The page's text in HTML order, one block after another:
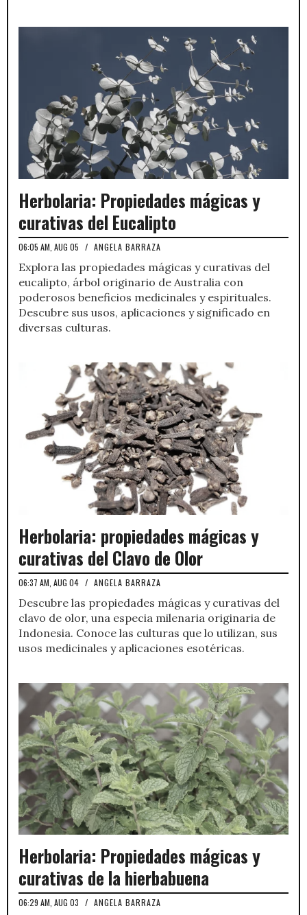
Herbolaria: Propiedades mágicas y
curativas del Eucalipto
06:05 AM, AUG 05 / ANGELA BARRAZA
Explora las propiedades mágicas y curativas del
eucalipto, árbol originario de Australia con
poderosos beneficios medicinales y espirituales.
Descubre sus usos, aplicaciones y significado en
diversas culturas.
Herbolaria: propiedades mágicas y
curativas del Clavo de Olor
06:37 AM, AUG 04 / ANGELA BARRAZA
Descubre las propiedades mágicas y curativas del
clavo de olor, una especia milenaria originaria de
Indonesia. Conoce las culturas que lo utilizan, sus
usos medicinales y aplicaciones esotéricas.
Herbolaria: Propiedades mágicas y
curativas de la hierbabuena
06:29 AM, AUG 03 / ANGELA BARRAZA